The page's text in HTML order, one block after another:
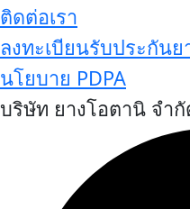
ติดต่อเรา
ลงทะเบียนรับประกันย
นโยบาย PDPA
บริษัท ยางโอตานิ จำ